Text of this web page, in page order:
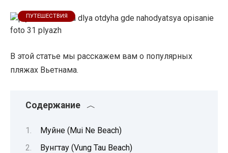
ПУТЕШЕСТВИЯ
В этой статье мы расскажем вам о популярных
пляжах Вьетнама.
Содержание
Муйне (Mui Ne Beach)
Вунгтау (Vung Tau Beach)